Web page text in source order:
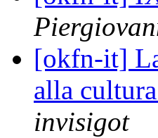
[okfn-it]
alla
invisigot